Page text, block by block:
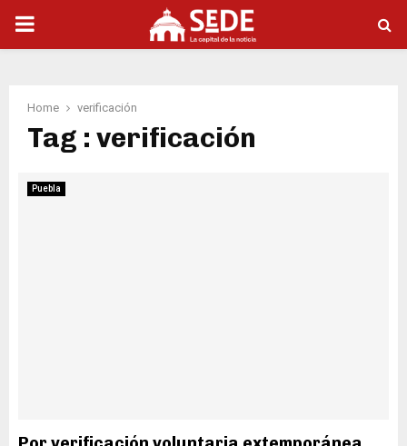
PRIMARY
Home verificación
Tag : verificación
Puebla